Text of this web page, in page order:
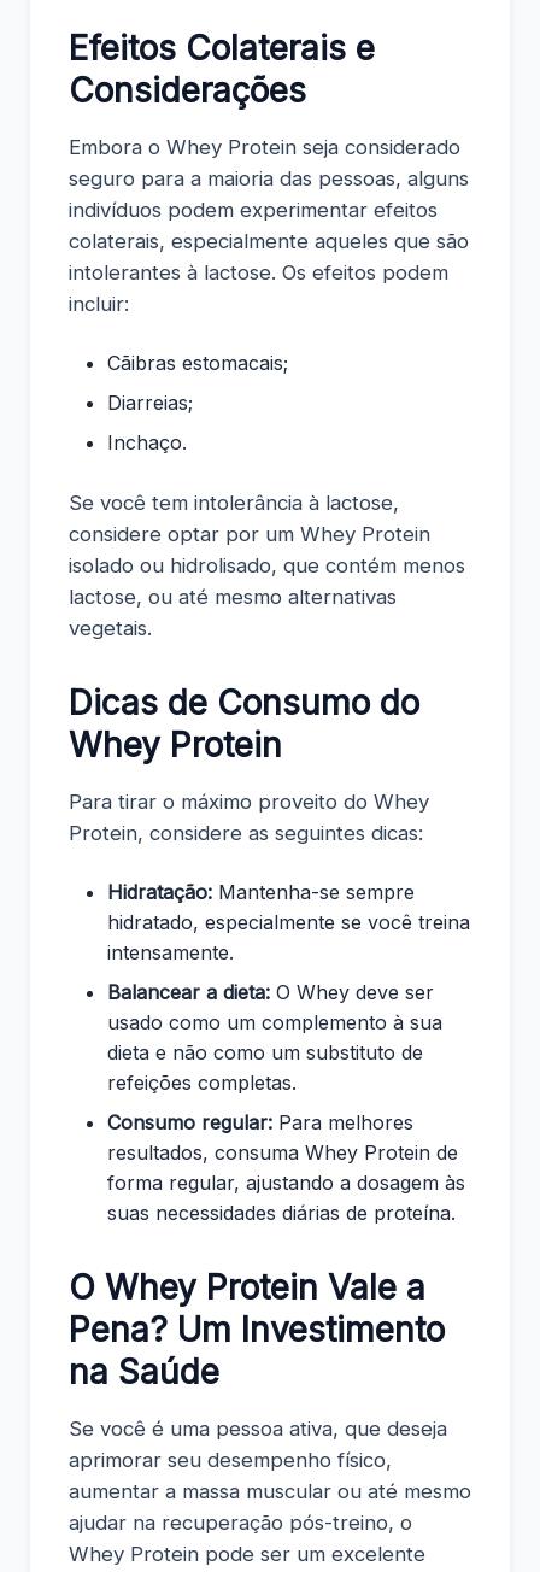
Efeitos Colaterais e
Considerações
Embora o Whey Protein seja considerado
seguro para a maioria das pessoas, alguns
indivíduos podem experimentar efeitos
colaterais, especialmente aqueles que são
intolerantes à lactose. Os efeitos podem
incluir:
Cãibras estomacais;
Diarreias;
Inchaço.
Se você tem intolerância à lactose,
considere optar por um Whey Protein
isolado ou hidrolisado, que contém menos
lactose, ou até mesmo alternativas
vegetais.
Dicas de Consumo do
Whey Protein
Para tirar o máximo proveito do Whey
Protein, considere as seguintes dicas:
Hidratação: Mantenha-se sempre
hidratado, especialmente se você treina
intensamente.
Balancear a dieta: O Whey deve ser
usado como um complemento à sua
dieta e não como um substituto de
refeições completas.
Consumo regular: Para melhores
resultados, consuma Whey Protein de
forma regular, ajustando a dosagem às
suas necessidades diárias de proteína.
O Whey Protein Vale a
Pena? Um Investimento
na Saúde
Se você é uma pessoa ativa, que deseja
aprimorar seu desempenho físico,
aumentar a massa muscular ou até mesmo
ajudar na recuperação pós-treino, o
Whey Protein pode ser um excelente